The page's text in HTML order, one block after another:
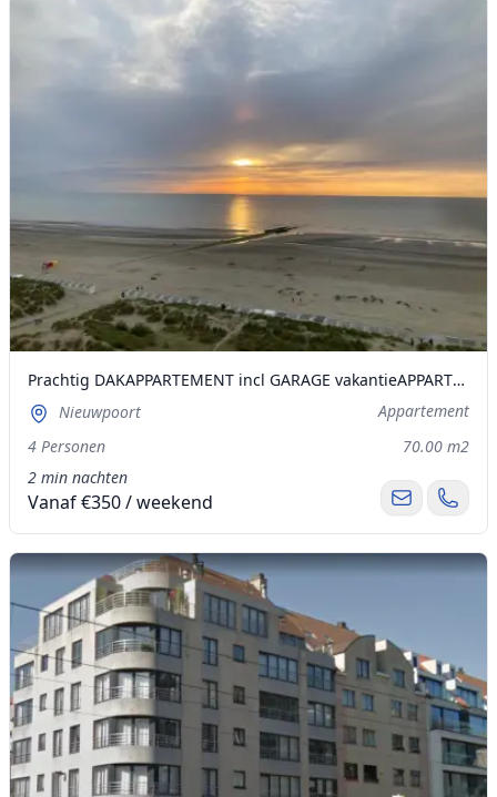
Prachtig DAKAPPARTEMENT incl GARAGE vakantieAPPARTEMENT te huur op Zeedijk in Nieuwpoort Bad. PRIJS ALL IN
Nieuwpoort
Appartement
4 Personen
70.00 m2
2 min nachten
Vanaf €350 / weekend